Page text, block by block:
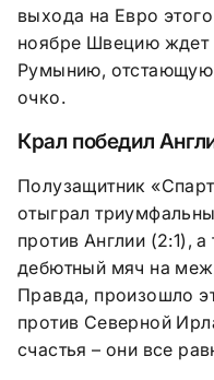
выхода на Евро
ноябре Швецию
Румынию, отстающую
очко.
Крал победил
Полузащитник
отыграл
против Англии (2:1), а
дебютный мяч на
Правда, произошло
против Северной
счастья – они все